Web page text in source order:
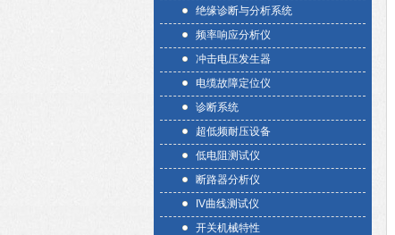
绝缘诊断与分析系统
频率响应分析仪
冲击电压发生器
电缆故障定位仪
诊断系统
超低频耐压设备
低电阻测试仪
断路器分析仪
IV曲线测试仪
开关机械特性